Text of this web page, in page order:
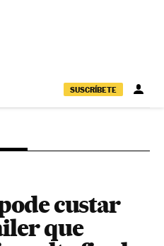
SUSCRÍBETE
custar
que